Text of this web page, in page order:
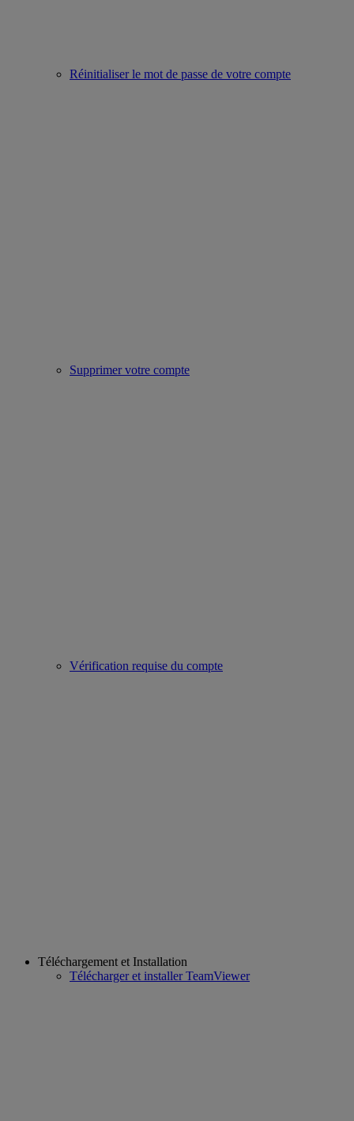
Réinitialiser le mot de passe de votre compte
Supprimer votre compte
Vérification requise du compte
Téléchargement et Installation
Télécharger et installer TeamViewer